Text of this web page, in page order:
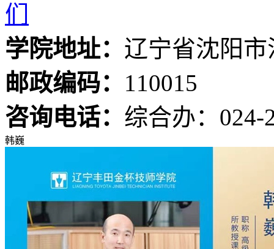
学院地址： 辽宁省沈阳
邮政编码： 110015
咨询电话： 综合办：024-
韩巍